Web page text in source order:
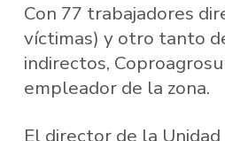
Con 77 trabajadores
víctimas) y otro tanto
indirectos,
empleador de la zona.
El director de la